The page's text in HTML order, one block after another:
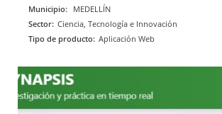
Municipio: MEDELLÍN
Sector: Ciencia, Tecnología e Innovación
Tipo de producto: Aplicación Web